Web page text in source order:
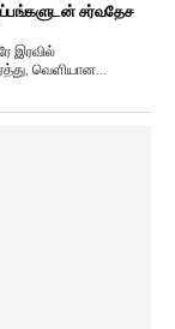
சர்வதேச
இரவில்
வெளியான...